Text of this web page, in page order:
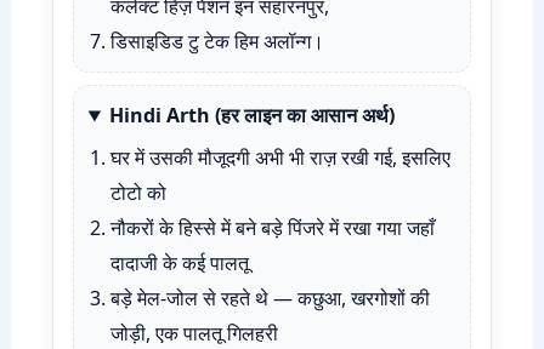
कलेक्ट हिज़ पेंशन इन सहारनपुर,
डिसाइडिड टु टेक हिम अलॉन्ग।
Hindi Arth (हर लाइन का आसान अर्थ)
घर में उसकी मौजूदगी अभी भी राज़ रखी गई, इसलिए
टोटो को
नौकरों के हिस्से में बने बड़े पिंजरे में रखा गया जहाँ
दादाजी के कई पालतू
बड़े मेल-जोल से रहते थे — कछुआ, खरगोशों की
जोड़ी, एक पालतू गिलहरी